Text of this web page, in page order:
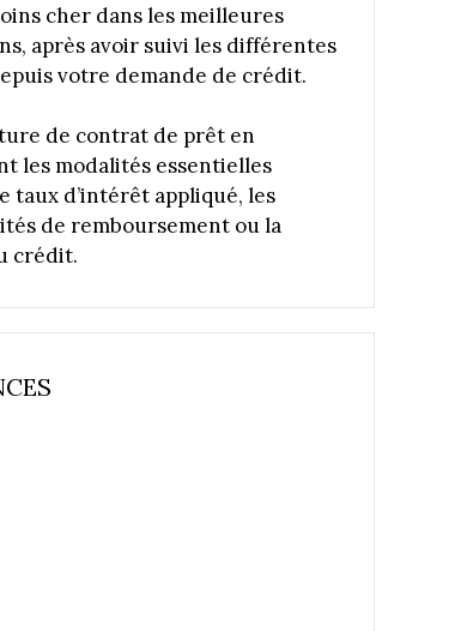
cher dans les meilleures
après avoir suivi les différentes
votre demande de crédit.
de contrat de prêt en
les modalités essentielles
taux d’intérêt appliqué, les
de remboursement ou la
crédit.